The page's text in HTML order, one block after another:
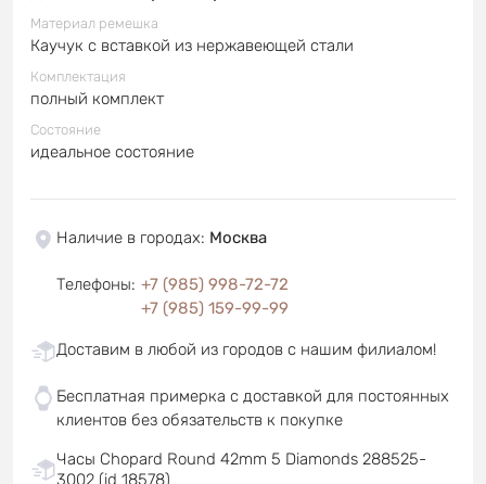
Материал ремешка
Каучук с вставкой из нержавеющей стали
Комплектация
полный комплект
Состояние
идеальное состояние
Наличие в городах: Москва
Телефоны: +7 (985) 998-72-72
+7 (985) 159-99-99
Доставим в любой из городов с нашим филиалом!
Бесплатная примерка с доставкой для постоянных
клиентов без обязательств к покупке
Часы Chopard Round 42mm 5 Diamonds 288525-
3002 (id 18578)